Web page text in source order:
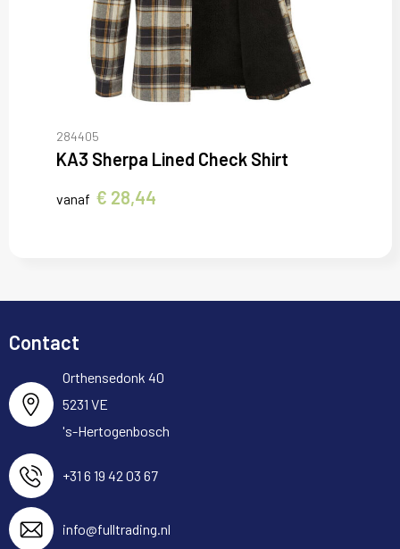
284405
KA3 Sherpa Lined Check Shirt
vanaf € 28,44
Contact
Orthensedonk 40
5231 VE
's-Hertogenbosch
+31 6 19 42 03 67
info@fulltrading.nl